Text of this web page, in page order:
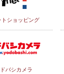
トショッピング
バシカメラ